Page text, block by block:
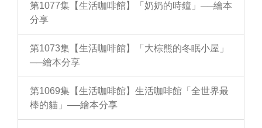
第1077集【生活咖啡館】「奶奶的時鐘」──繪本
分享
第1073集【生活咖啡館】「大棕熊的冬眠小屋」
──繪本分享
第1069集【生活咖啡館】生活咖啡館「全世界最
棒的貓」──繪本分享